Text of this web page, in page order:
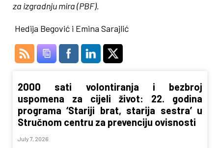
za izgradnju mira (PBF).
Hedija Begović i Emina Sarajlić
2000 sati volontiranja i bezbroj
uspomena za cijeli život: 22. godina
programa ‘Stariji brat, starija sestra’ u
Stručnom centru za prevenciju ovisnosti
July 7, 2026